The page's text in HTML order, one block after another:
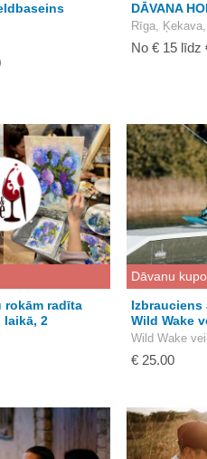
DĀVANA
Rīga,
No € 15 līdz
rokām radīta
laikā, 2
Dāvanu
Izbrauciens
Wild Wake
Wild Wake
€ 25.00